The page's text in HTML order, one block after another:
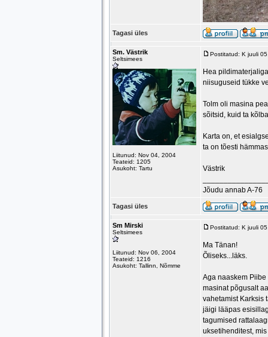
Tagasi üles
Sm. Västrik
Seltsimees
Liitunud: Nov 04, 2004
Teateid: 1205
Asukoht: Tartu
Postitatud: K juuli
Hea
niisuguseid tükke
Tolm oli masina
sõitsid, kuid ta
Karta on, et
ta on tõesti
Västrik
Jõudu annab A-76
Tagasi üles
Sm Mirski
Seltsimees
Liitunud: Nov 06, 2004
Teateid: 1216
Asukoht: Tallinn, Nõmme
Postitatud: K juuli
Ma Tänan!
Õliseks...läks.
Aga naaskem
masinat põgusalt
vahetamist Karksis
jäigi lääpas
tagumised
uksetihenditest,